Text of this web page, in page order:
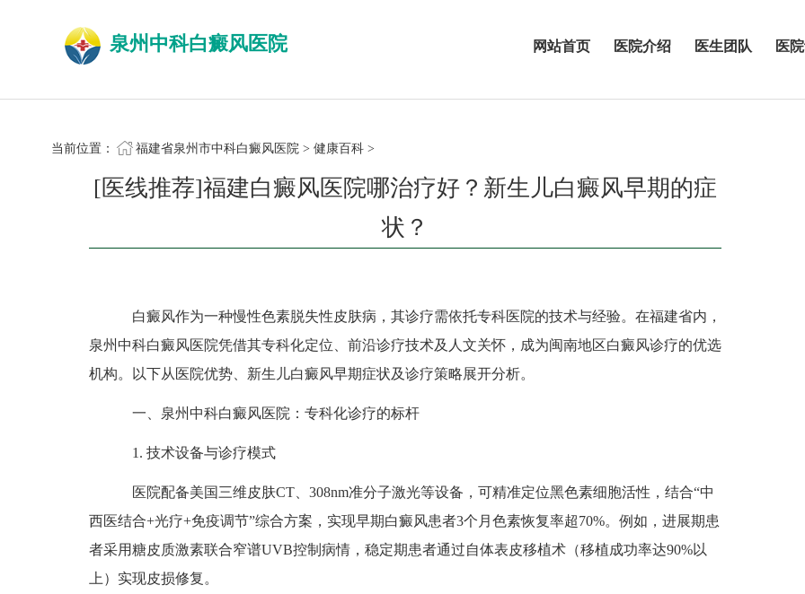
泉州中科白癜风医院 网站首页 医院介绍 医生团队 医
当前位置： 福建省泉州市中科白癜风医院 > 健康百科 >
[医线推荐]福建白癜风医院哪治疗好？新生儿白癜风早期的症
状？
白癜风作为一种慢性色素脱失性皮肤病，其诊疗需依托专科医院的技术与经验。在福建省内，
泉州中科白癜风医院凭借其专科化定位、前沿诊疗技术及人文关怀，成为闽南地区白癜风诊疗的优选
机构。以下从医院优势、新生儿白癜风早期症状及诊疗策略展开分析。
一、泉州中科白癜风医院：专科化诊疗的标杆
1. 技术设备与诊疗模式
医院配备美国三维皮肤CT、308nm准分子激光等设备，可精准定位黑色素细胞活性，结合“中
西医结合+光疗+免疫调节”综合方案，实现早期白癜风患者3个月色素恢复率超70%。例如，进展期患
者采用糖皮质激素联合窄谱UVB控制病情，稳定期患者通过自体表皮移植术（移植成功率达90%以
上）实现皮损修复。